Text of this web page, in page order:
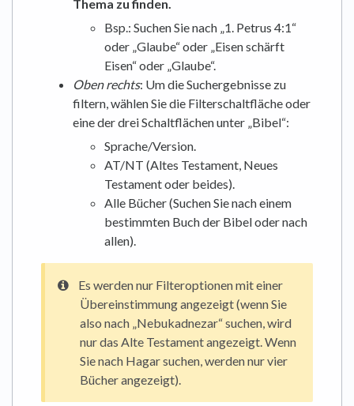
Thema zu finden.
Bsp.: Suchen Sie nach „1. Petrus 4:1“
oder „Glaube“ oder „Eisen schärft
Eisen“ oder „Glaube“.
Oben rechts: Um die Suchergebnisse zu
filtern, wählen Sie die Filterschaltfläche oder
eine der drei Schaltflächen unter „Bibel“:
Sprache/Version.
AT/NT (Altes Testament, Neues
Testament oder beides).
Alle Bücher (Suchen Sie nach einem
bestimmten Buch der Bibel oder nach
allen).
Es werden nur Filteroptionen mit einer
Übereinstimmung angezeigt (wenn Sie
also nach „Nebukadnezar“ suchen, wird
nur das Alte Testament angezeigt. Wenn
Sie nach Hagar suchen, werden nur vier
Bücher angezeigt).